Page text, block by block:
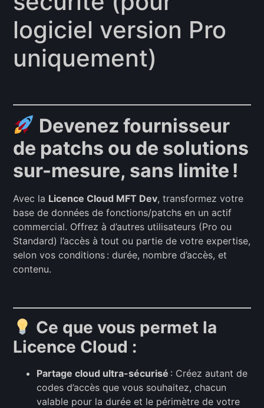
logiciel version Pro
uniquement)
Devenez fournisseur
de patchs ou de solutions
sur-mesure, sans limite !
Avec la Licence Cloud MFT Dev, transformez votre
base de données de fonctions/patchs en un actif
commercial. Offrez à d’autres utilisateurs (Pro ou
Standard) l’accès à tout ou partie de votre expertise,
selon vos conditions : durée, nombre d’accès, et
contenu.
Ce que vous permet la
Licence Cloud :
Partage cloud ultra-sécurisé : Créez autant de
codes d’accès que vous souhaitez, chacun
valable pour la durée et le périmètre de votre